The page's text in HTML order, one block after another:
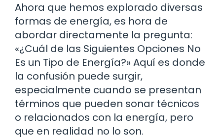
Ahora que hemos explorado diversas
formas de energía, es hora de
abordar directamente la pregunta:
«¿Cuál de las Siguientes Opciones No
Es un Tipo de Energía?» Aquí es donde
la confusión puede surgir,
especialmente cuando se presentan
términos que pueden sonar técnicos
o relacionados con la energía, pero
que en realidad no lo son.